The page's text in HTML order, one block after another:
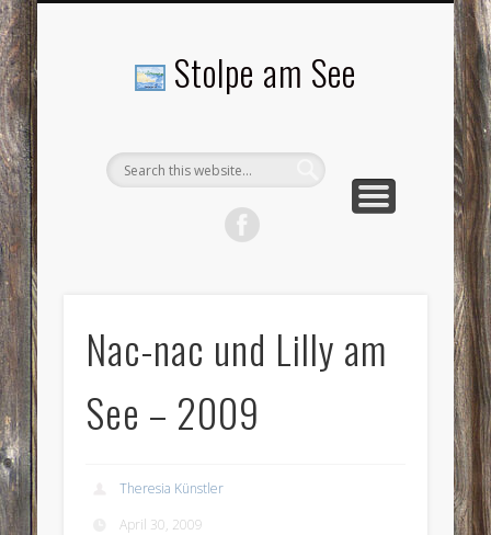
Stolpe am See
Nac-nac und Lilly am
See – 2009
Theresia Künstler
April 30, 2009